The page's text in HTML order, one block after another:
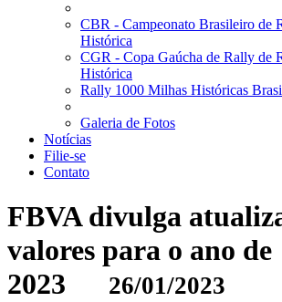
CBR - Campeonato Brasileiro de
Histórica
CGR - Copa Gaúcha de Rally de
Histórica
Rally 1000 Milhas Históricas
Galeria de Fotos
Notícias
Filie-se
Contato
FBVA divulga
valores para o ano de
2023
26/01/2023